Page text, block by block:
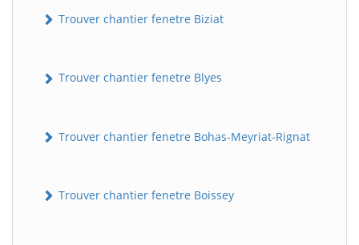
Trouver chantier fenetre Biziat
Trouver chantier fenetre Blyes
Trouver chantier fenetre Bohas-Meyriat-Rignat
Trouver chantier fenetre Boissey